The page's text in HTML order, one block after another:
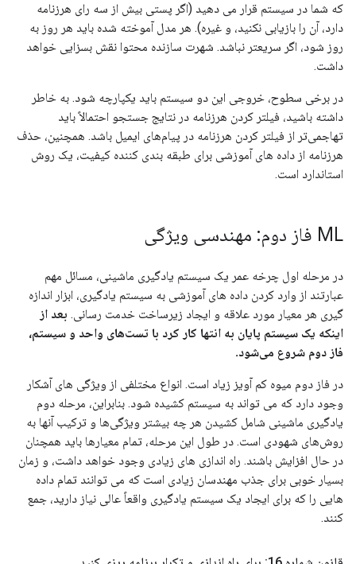
که شما در سیستم قرار می دهید (اگر پستی بیش از سه رای هرزنامه
دارد، آن را بازیابی نکنید، و غیره). هر مدل آموخته شده باید هر روز به
روز شود، اگر سریعتر نباشد. شهرت سازنده محتوا نقش بسزایی خواهد
داشت.
در برخی سطوح، خروجی این دو سیستم باید یکپارچه شود. به خاطر
داشته باشید، فیلتر کردن هرزنامه در نتایج جستجو احتمالاً باید
تهاجمی‌تر از فیلتر کردن هرزنامه در پیام‌های ایمیل باشد. همچنین، حذف
هرزنامه از داده های آموزشی برای طبقه بندی کننده کیفیت، یک روش
استاندارد است.
ML فاز دوم: مهندسی ویژگی
در مرحله اول چرخه عمر یک سیستم یادگیری ماشینی، مسائل مهم
عبارتند از وارد کردن داده های آموزشی به سیستم یادگیری، ابزار اندازه
گیری هر معیار مورد علاقه و ایجاد زیرساخت خدمت رسانی. بعد از
اینکه یک سیستم پایان به انتها کار کرد با تست‌های واحد و سیستم،
فاز دوم شروع می‌شود.
در فاز دوم میوه کم آویز زیاد است. انواع مختلفی از ویژگی های آشکار
وجود دارد که می تواند به سیستم کشیده شود. بنابراین، مرحله دوم
یادگیری ماشینی شامل کشیدن هر چه بیشتر ویژگی‌ها و ترکیب آنها به
روش‌های شهودی است. در طول این مرحله، تمام معیارها باید همچنان
در حال افزایش باشند. راه اندازی های زیادی وجود خواهد داشت، و زمان
بسیار خوبی برای جذب مهندسان زیادی است که می توانند تمام داده
هایی را که برای ایجاد یک سیستم یادگیری واقعاً عالی نیاز دارید، جمع
کنند.